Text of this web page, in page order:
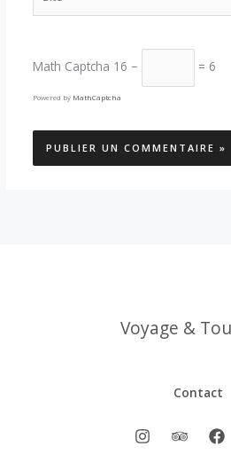
Math Captcha 16 − = 6
Powered by MathCaptcha
Voyage &
Contact